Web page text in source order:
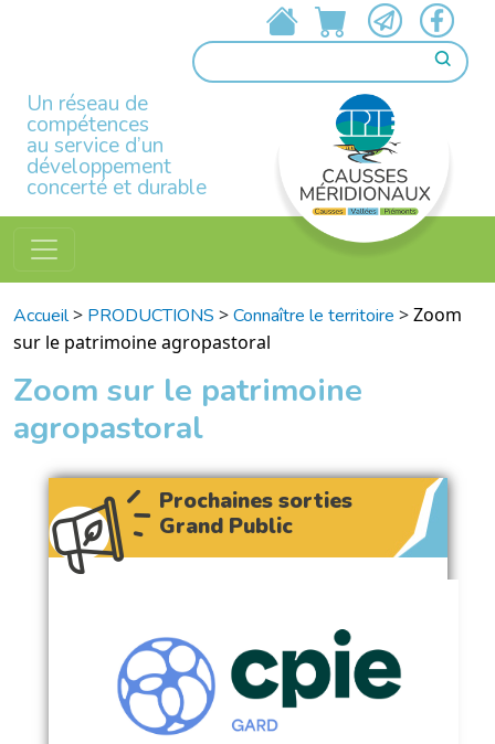
Un réseau de
compétences
au service d’un
développement
concerté et durable
Accueil> PRODUCTIONS >Connaître le territoire >Zoom
sur le patrimoine agropastoral
Zoom sur le patrimoine
agropastoral
Prochaines sorties
Grand Public